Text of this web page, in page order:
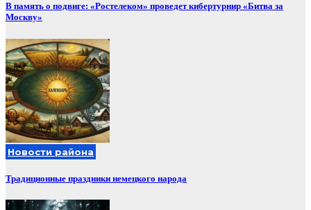
В память о подвиге: «Ростелеком» проведет кибертурнир «Битва за
Москву»
Новости района
Традиционные праздники немецкого народа